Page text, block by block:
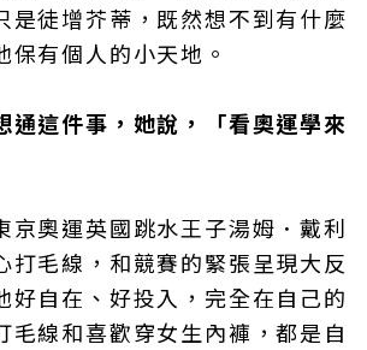
是徒增芥蒂，既然想不到有什麼
保有個人的小天地。
通這件事，她說，「看奧運學來
京奧運英國跳水王子湯姆．戴利
打毛線，和競賽的緊張呈現大反
好自在、好投入，完全在自己的
毛線和喜歡穿女生內褲，都是自